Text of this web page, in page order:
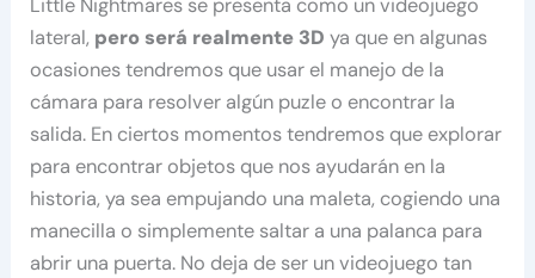
Little Nightmares se presenta como un videojuego
lateral, pero será realmente 3Dya que en algunas
ocasiones tendremos que usar el manejo de la
cámara para resolver algún puzle o encontrar la
salida. En ciertos momentos tendremos que explorar
para encontrar objetos que nos ayudarán en la
historia, ya sea empujando una maleta, cogiendo una
manecilla o simplemente saltar a una palanca para
abrir una puerta. No deja de ser un videojuego tan